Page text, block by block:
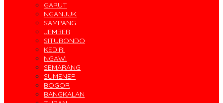
GARUT
NGANJUK
SAMPANG
JEMBER
SITUBONDO
KEDIRI
NGAWI
SEMARANG
SUMENEP
BOGOR
BANGKALAN